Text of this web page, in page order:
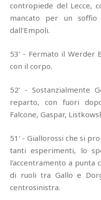
contropiede del Lecce,
mancato per un soffio
dall'Empoli.
53' - Fermato il Werder
con il corpo.
52' - Sostanzialmente
reparto, con fuori
Falcone, Gaspar,
51' - Giallorossi che si
tanti esperimenti, lo
l'accentramento a punta
di ruoli tra Gallo e
centrosinistra.